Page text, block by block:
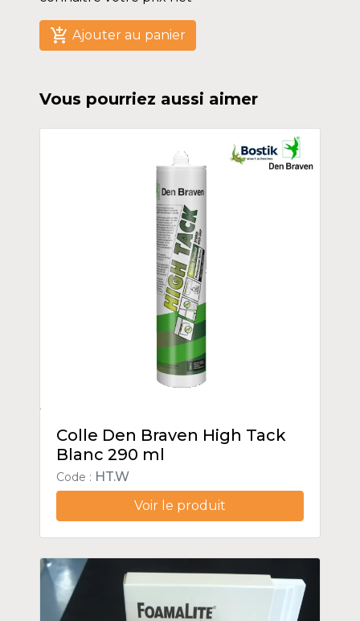
add_shopping_cart Ajouter au panier
Vous pourriez aussi aimer
Colle Den Braven High Tack
Blanc 290 ml
Code : HT.W
Voir le produit